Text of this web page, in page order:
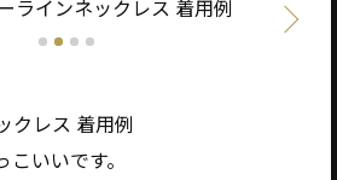
クレス 着用例
いいです。